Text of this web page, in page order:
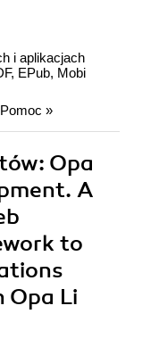
i aplikacjach
EPub, Mobi
Pomoc »
Opa
A
to
Opa Li